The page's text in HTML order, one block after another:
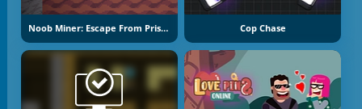
Noob Miner: Escape From Prison Cop Chase